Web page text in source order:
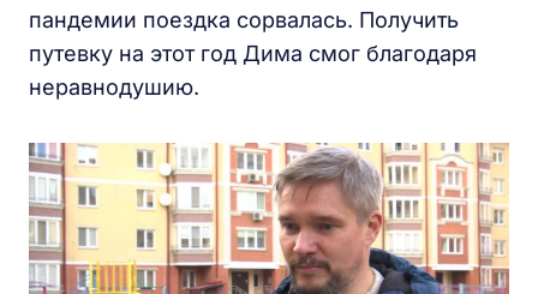
пандемии поездка сорвалась. Получить
путевку на этот год Дима смог благодаря
неравнодушию.